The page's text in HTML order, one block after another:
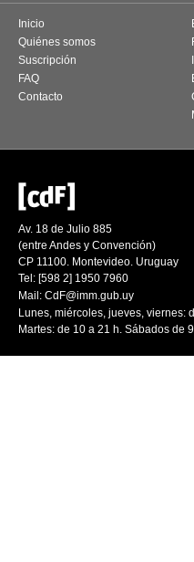
Inicio
Quiénes somos
Suscripción
FAQ
Contacto
Av. 18 de Julio 885
(entre Andes y Convención)
CP 11100. Montevideo. Uruguay
Tel: [598 2] 1950 7960
Mail: CdF@imm.gub.uy
Lunes, miércoles, jueves, viernes:
Martes: de 10 a 21 h. Sábados de